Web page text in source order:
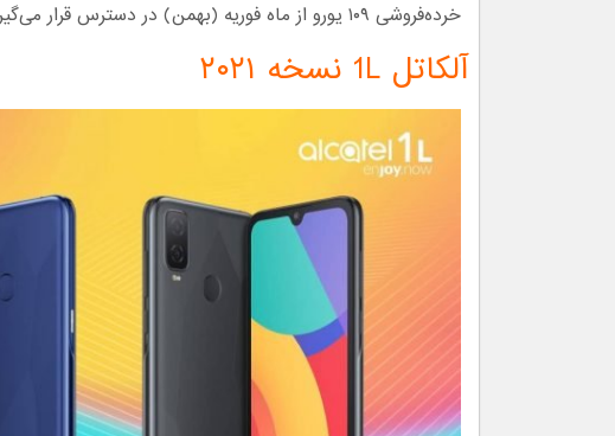
خرده‌فروشی ۱۰۹ یورو از ماه فوریه (بهمن) در دسترس قرار می‌گیرد.
آلکاتل 1L نسخه ۲۰۲۱